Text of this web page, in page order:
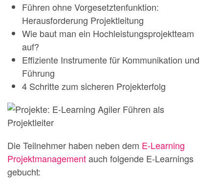
Führen ohne Vorgesetztenfunktion:
Herausforderung Projektleitung
Wie baut man ein Hochleistungsprojektteam
auf?
Effiziente Instrumente für Kommunikation und
Führung
4 Schritte zum sicheren Projekterfolg
Die Teilnehmer haben neben dem E-Learning
Projektmanagementauch folgende E-Learnings
gebucht: